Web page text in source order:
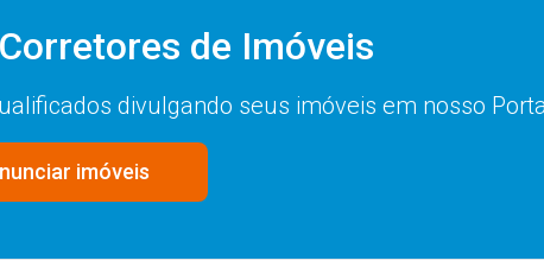
de Imóveis
divulgando seus imóveis em nosso
imóveis